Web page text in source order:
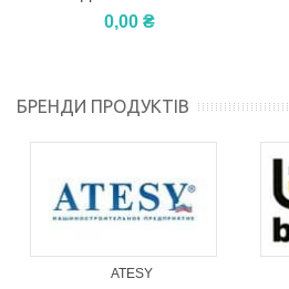
0,00 ₴
БРЕНДИ ПРОДУКТІВ
ATESY